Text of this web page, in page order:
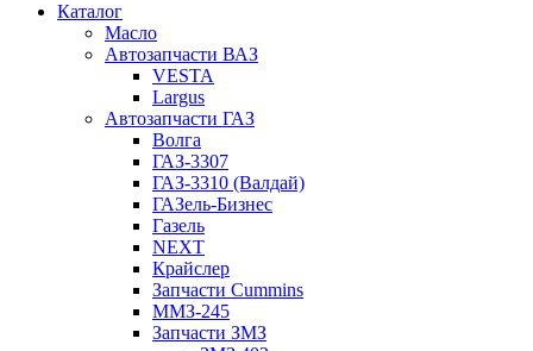
Каталог
Масло
Автозапчасти ВАЗ
VESTA
Largus
Автозапчасти ГАЗ
Волга
ГАЗ-3307
ГАЗ-3310 (Валдай)
ГАЗель-Бизнес
Газель
NEXT
Крайслер
Запчасти Cummins
ММЗ-245
Запчасти ЗМЗ